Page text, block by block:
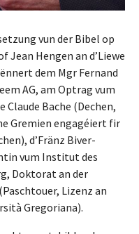
vun der Bibel op
Jean Hengen an d’Liewe
dem Mgr Fernand
AG, am Optrag vum
Bache (Dechen,
Gremien engagéiert fir
d’Fränz Biver-
vum Institut des
Doktorat an der
Lizenz an
Gregoriana).